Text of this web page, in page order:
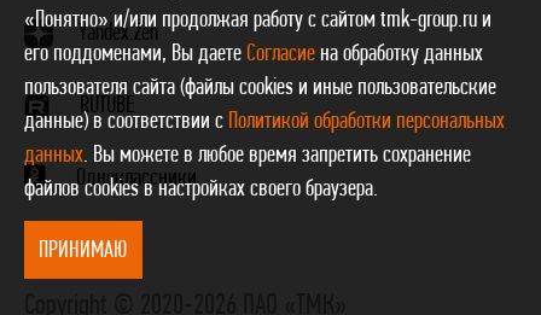
Yandex.Zen
RUTUBE
Одноклассники
«Понятно» и/или продолжая работу с сайтом tmk-group.ru и
его поддоменами, Вы даете Согласие на обработку данных
пользователя сайта (файлы cookies и иные пользовательские
данные) в соответствии с Политикой обработки персональных
данных. Вы можете в любое время запретить сохранение
файлов cookies в настройках своего браузера.
ПРИНИМАЮ